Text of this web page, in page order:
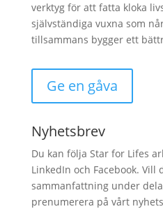
verktyg för att fatta kloka
självständiga vuxna som
tillsammans bygger ett
Ge en gåva
Nyhetsbrev
Du kan följa Star for Lifes
LinkedIn och Facebook. Vill
sammanfattning under
prenumerera på vårt